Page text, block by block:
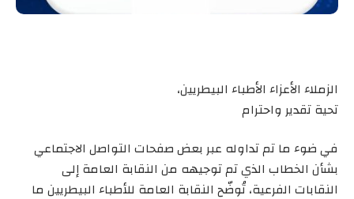
الزملاء الأعزاء الأطباء البيطريين،
تحية تقدير واحترام
في ضوء ما تم تداوله عبر بعض صفحات التواصل الاجتماعي
بشأن الخطاب الذي تم توجيهه من النقابة العامة إلى
النقابات الفرعية، تُوضّح النقابة العامة للأطباء البيطريين ما